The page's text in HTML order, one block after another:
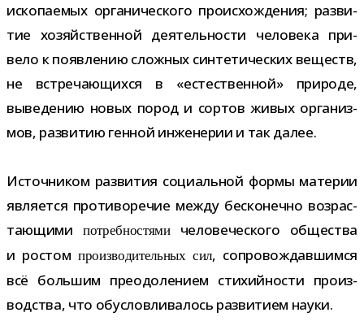
иско­па­е­мых орга­ни­че­ского про­ис­хож­де­ния; раз­ви­
тие хозяй­ствен­ной дея­тель­но­сти чело­века при­
вело к появ­ле­нию слож­ных син­те­ти­че­ских веществ,
не встре­ча­ю­щихся в «есте­ствен­ной» при­роде,
выве­де­нию новых пород и сор­тов живых орга­низ­
мов, раз­ви­тию ген­ной инже­не­рии и так далее.
Источником раз­ви­тия соци­аль­ной формы мате­рии
явля­ется про­ти­во­ре­чие между бес­ко­нечно воз­рас­
та­ю­щими
потреб­но­стямичело­ве­че­ского обще­ства
и ростом про­из­во­ди­тель­ных сил, сопро­вож­дав­шимся
всё боль­шим пре­одо­ле­нием сти­хий­но­сти про­из­
вод­ства, что обу­слов­ли­ва­лось раз­ви­тием науки.